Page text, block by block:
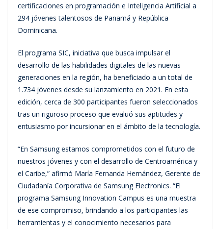
certificaciones en programación e Inteligencia Artificial a
294 jóvenes talentosos de Panamá y República
Dominicana.
El programa SIC, iniciativa que busca impulsar el
desarrollo de las habilidades digitales de las nuevas
generaciones en la región, ha beneficiado a un total de
1.734 jóvenes desde su lanzamiento en 2021. En esta
edición, cerca de 300 participantes fueron seleccionados
tras un riguroso proceso que evaluó sus aptitudes y
entusiasmo por incursionar en el ámbito de la tecnología.
“En Samsung estamos comprometidos con el futuro de
nuestros jóvenes y con el desarrollo de Centroamérica y
el Caribe,” afirmó María Fernanda Hernández, Gerente de
Ciudadanía Corporativa de Samsung Electronics. “El
programa Samsung Innovation Campus es una muestra
de ese compromiso, brindando a los participantes las
herramientas y el conocimiento necesarios para